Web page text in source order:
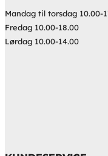
Mandag til torsdag 10.00-
Fredag 10.00-18.00
Lørdag 10.00-14.00